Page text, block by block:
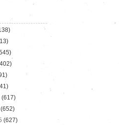
(617)
(652)
(627)